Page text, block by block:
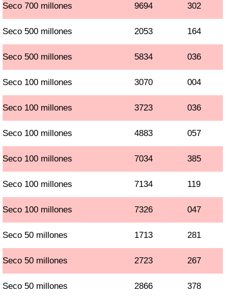
Seco 700 millones 9694 302
Seco 500 millones 2053 164
Seco 500 millones 5834 036
Seco 100 millones 3070 004
Seco 100 millones 3723 036
Seco 100 millones 4883 057
Seco 100 millones 7034 385
Seco 100 millones 7134 119
Seco 100 millones 7326 047
Seco 50 millones 1713 281
Seco 50 millones 2723 267
Seco 50 millones 2866 378